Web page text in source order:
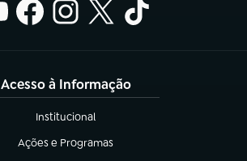
Acesso à Informação
Institucional
(abre em nova aba)
Ações e Programas
(abre em nova aba)